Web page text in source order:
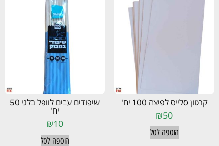
קרטון סלייס לפיצה 100 יח'
₪50
הוספה לסל
שיפודים עבים לוופל בלגי 50
יח'
₪10
הוספה לסל